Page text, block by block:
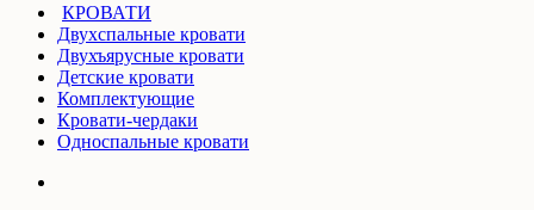
КРОВАТИ
Двухспальные кровати
Двухъярусные кровати
Детские кровати
Комплектующие
Кровати-чердаки
Односпальные кровати